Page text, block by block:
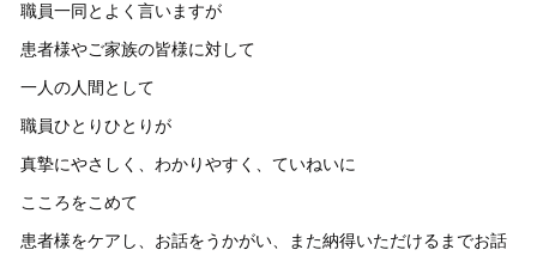
職員一同とよく言いますが
患者様やご家族の皆様に対して
一人の人間として
職員ひとりひとりが
真摯にやさしく、わかりやすく、ていねいに
こころをこめて
患者様をケアし、お話をうかがい、また納得いただけるまでお話